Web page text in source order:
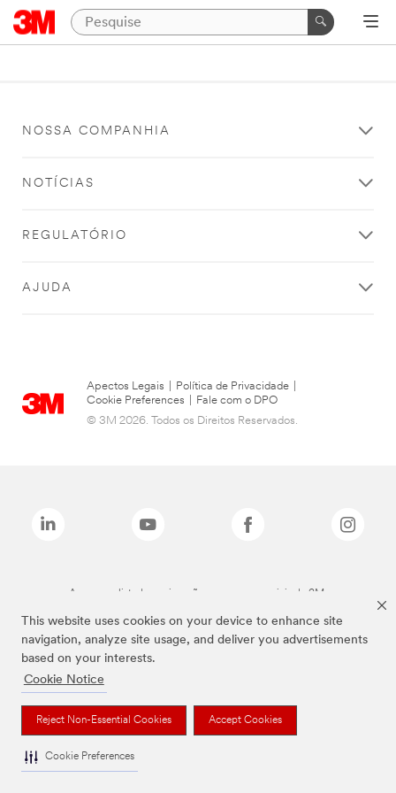
This website uses cookies on your device to enhance site
navigation, analyze site usage, and deliver you advertisements
based on your interests.
Cookie Notice
Reject Non-Essential Cookies Accept Cookies
Cookie Preferences
NOSSA COMPANHIA
NOTÍCIAS
REGULATÓRIO
AJUDA
Apectos Legais Política de Privacidade
Cookie Preferences
Fale com o DPO
© 3M 2026. Todos os Direitos Reservados.
As marcas listadas a cima são marcas comerciais da 3M.